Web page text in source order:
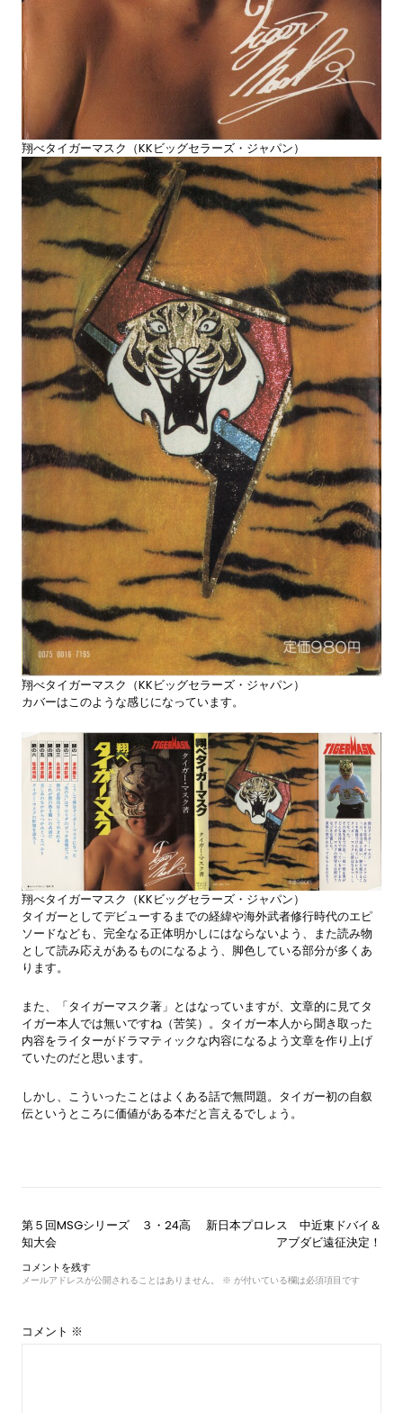
翔べタイガーマスク（KKビッグセラーズ・ジャパン）
翔べタイガーマスク（KKビッグセラーズ・ジャパン）
カバーはこのような感じになっています。
翔べタイガーマスク（KKビッグセラーズ・ジャパン）
タイガーとしてデビューするまでの経緯や海外武者修行時代のエピ
ソードなども、完全なる正体明かしにはならないよう、また読み物
として読み応えがあるものになるよう、脚色している部分が多くあ
ります。
また、「タイガーマスク著」とはなっていますが、文章的に見てタ
イガー本人では無いですね（苦笑）。タイガー本人から聞き取った
内容をライターがドラマティックな内容になるよう文章を作り上げ
ていたのだと思います。
しかし、こういったことはよくある話で無問題。タイガー初の自叙
伝というところに価値がある本だと言えるでしょう。
投
稿
ビ
シ
第５回MSGシリーズ ３・24高
知大会
新日本プロレス 中近東ドバイ＆
アブダビ遠征決定！
コメントを残す
メールアドレスが公開されることはありません。 ※ が付いている欄は必須項目です
コメント ※